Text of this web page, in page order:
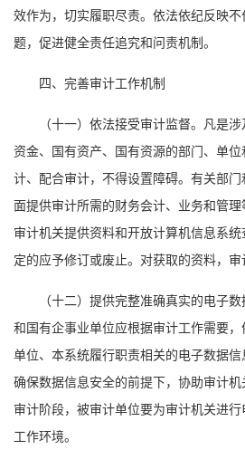
效作为，切实履职尽责。依法依纪反映不
题，促进健全责任追究和问责机制。
四、完善审计工作机制
（十一）依法接受审计监督。凡是
资金、国有资产、国有资源的部门、单
计、配合审计，不得设置障碍。有关部
面提供审计所需的财务会计、业务和管
审计机关提供资料和开放计算机信息系
定的应予修订或废止。对获取的资料，审
（十二）提供完整准确真实的电子
和国有企事业单位应根据审计工作需要
单位、本系统履行职责相关的电子数据
确保数据信息安全的前提下，协助审计
审计阶段，被审计单位要为审计机关进
工作环境。